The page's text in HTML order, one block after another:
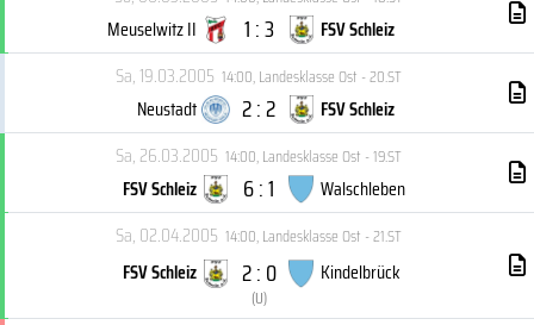
Meuselwitz II 1 : 3
FSV Schleiz
Sa, 19.03.2005 14:00,Landesklasse Ost - 20.ST
Neustadt 2 : 2
FSV Schleiz
Sa, 26.03.2005 14:00,Landesklasse Ost - 19.ST
FSV Schleiz 6 : 1
Walschleben
Sa, 02.04.2005 14:00,Landesklasse Ost - 21.ST
FSV Schleiz 2 : 0
(U)
Kindelbrück